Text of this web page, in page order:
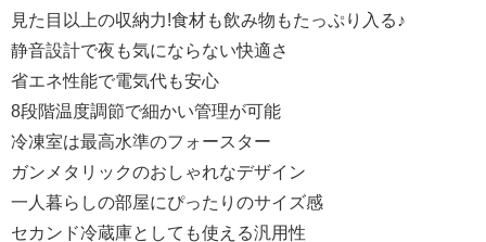
見た目以上の収納力!食材も飲み物もたっぷり入る♪
静音設計で夜も気にならない快適さ
省エネ性能で電気代も安心
8段階温度調節で細かい管理が可能
冷凍室は最高水準のフォースター
ガンメタリックのおしゃれなデザイン
一人暮らしの部屋にぴったりのサイズ感
セカンド冷蔵庫としても使える汎用性